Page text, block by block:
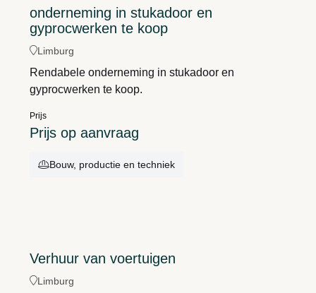
onderneming in stukadoor en
gyprocwerken te koop
Limburg
Rendabele onderneming in stukadoor en
gyprocwerken te koop.
Prijs
Prijs op aanvraag
Bouw, productie en techniek
Verhuur van voertuigen
Limburg